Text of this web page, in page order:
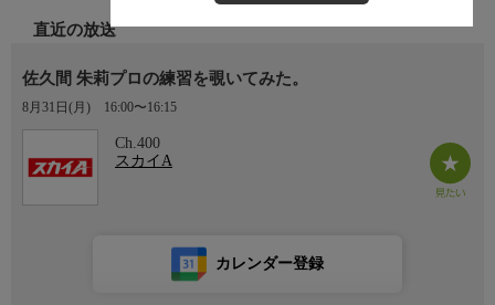
直近の放送
佐久間 朱莉プロの練習を覗いてみた。
8月31日(月) 16:00〜16:15
Ch.400
スカイA
カレンダー登録